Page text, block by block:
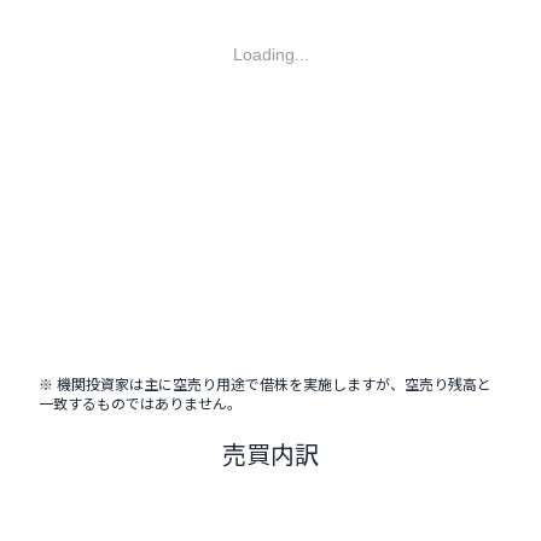
Loading...
※ 機関投資家は主に空売り用途で借株を実施しますが、空売り残高と
一致するものではありません。
売買内訳